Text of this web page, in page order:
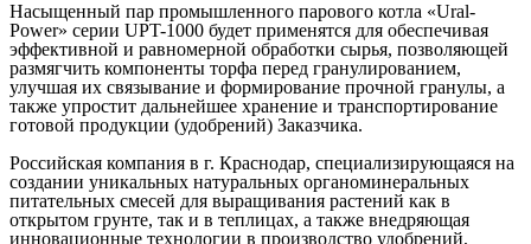
Насыщенный пар промышленного парового котла «Ural-
Power» серии UPT-1000 будет применятся для обеспечивая
эффективной и равномерной обработки сырья, позволяющей
размягчить компоненты торфа перед гранулированием,
улучшая их связывание и формирование прочной гранулы, а
также упростит дальнейшее хранение и транспортирование
готовой продукции (удобрений) Заказчика.
Российская компания в г. Краснодар, специализирующаяся на
создании уникальных натуральных органоминеральных
питательных смесей для выращивания растений как в
открытом грунте, так и в теплицах, а также внедряющая
инновационные технологии в производство удобрений,